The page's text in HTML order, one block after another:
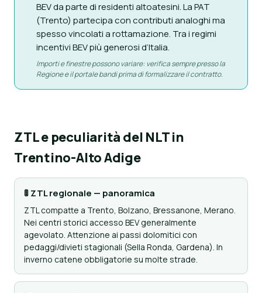
BEV da parte di residenti altoatesini. La PAT
(Trento) partecipa con contributi analoghi ma
spesso vincolati a rottamazione. Tra i regimi
incentivi BEV più generosi d’Italia.
Importi e finestre possono variare: verifica sempre presso la
Regione e il portale bandi prima di formalizzare il contratto.
ZTL e peculiarità del NLT in
Trentino-Alto Adige
🚦 ZTL regionale — panoramica
ZTL compatte a Trento, Bolzano, Bressanone, Merano.
Nei centri storici accesso BEV generalmente
agevolato. Attenzione ai passi dolomitici con
pedaggi/divieti stagionali (Sella Ronda, Gardena). In
inverno catene obbligatorie su molte strade.